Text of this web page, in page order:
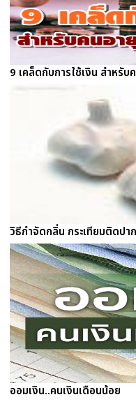
9 เคล็ดกับการใช้เงิน สำหรับ
วิธีกำจัดกลิ่น กระเทียมติดปาก
ออมเงิน..คนเงินเดือนน้อย